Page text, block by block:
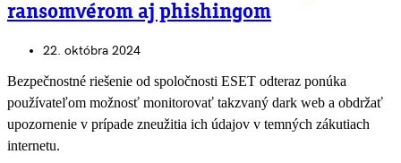
ransomvérom aj phishingom
22. októbra 2024
Bezpečnostné riešenie od spoločnosti ESET odteraz ponúka
používateľom možnosť monitorovať takzvaný dark web a obdržať
upozornenie v prípade zneužitia ich údajov v temných zákutiach
internetu.